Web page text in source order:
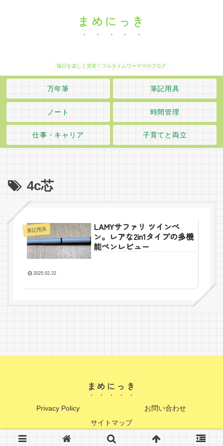
まめにっき
毎日を楽しく充実！フルタイムワーママのブログ
万年筆 筆記用具
ノート 時間管理
仕事・キャリア 子育てと両立
4c芯
筆記用具
LAMYサファリ ツインペ
ン。レアな2in1タイプの多機
能ペンレビュー
2025.02.22
まめにっき
Privacy Policy
お問い合わせ
サイトマップ
© 2023 まめにっき.